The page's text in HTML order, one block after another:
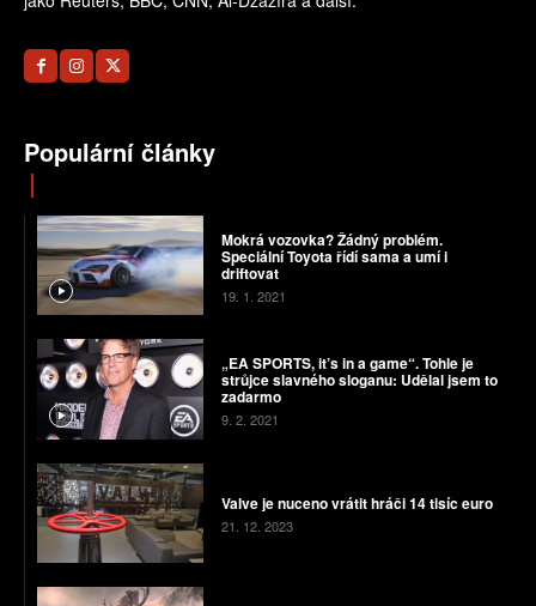
Populární články
Mokrá vozovka? Žádný problém.
Speciální Toyota řídí sama a umí i
driftovat
19. 1. 2021
„EA SPORTS, it’s in a game“. Tohle je
strůjce slavného sloganu: Udělal jsem to
zadarmo
9. 2. 2021
Valve je nuceno vrátit hráči 14 tisíc euro
21. 12. 2023